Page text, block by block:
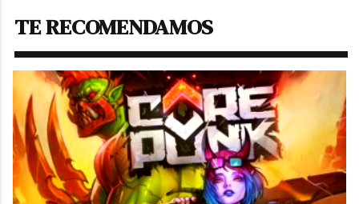
TE RECOMENDAMOS